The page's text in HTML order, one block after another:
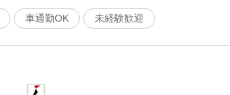
車通勤OK 未経験歓迎